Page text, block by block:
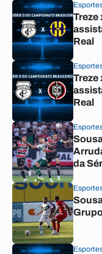
Treze
Real
Treze
Real
da